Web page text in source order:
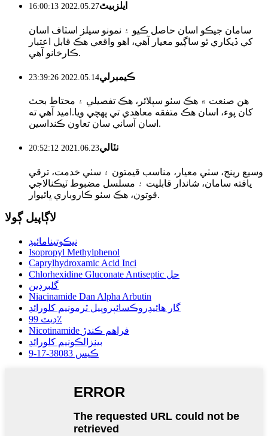
ايلزبيٿ2022.05.27 16:00:13
سامان جيڪو اسان حاصل ڪيو ۽ نمونو سيلز اسٽاف اسان
کي ڏيکاري ٿو ساڳيو معيار آهي، اهو واقعي هڪ قابل اعتبار
ڪارخانو آهي.
ڪيمبرلي2022.05.14 23:39:26
هن صنعت ۾ هڪ سٺو سپلائر، هڪ تفصيلي ۽ محتاط بحث
کان پوء، اسان هڪ متفقه معاهدي تي پهچي ويا.اميد آهي ته
اسان آساني سان تعاون ڪنداسين.
نٽالي2021.06.23 20:52:12
وسيع رينج، سٺي معيار، مناسب قيمتون ۽ سٺي خدمت، ترقي
يافته سامان، شاندار قابليت ۽ مسلسل مضبوط ٽيڪنالاجي
قوتون، هڪ سٺو ڪاروباري ڀائيوار.
لاڳاپيل ڳولا
نيڪوتينامائيڊ
Isopropyl Methylphenol
Caprylhydroxamic Acid Inci
Chlorhexidine Gluconate Antiseptic حل
گلبرڊين
Niacinamide Dan Alpha Arbutin
گار هائيڊروڪسائپروپيل ٽرمونيم کلورائڊ
ڊيٽ 99٪
Nicotinamide فراهم ڪندڙ
بينزالڪونيم کلورائڊ
ڪيس 38083-17-9